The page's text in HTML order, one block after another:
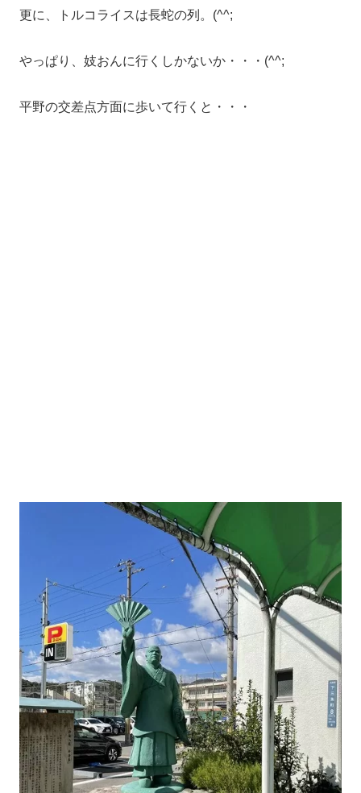
更に、トルコライスは長蛇の列。(^^;
やっぱり、妓おんに行くしかないか・・・(^^;
平野の交差点方面に歩いて行くと・・・